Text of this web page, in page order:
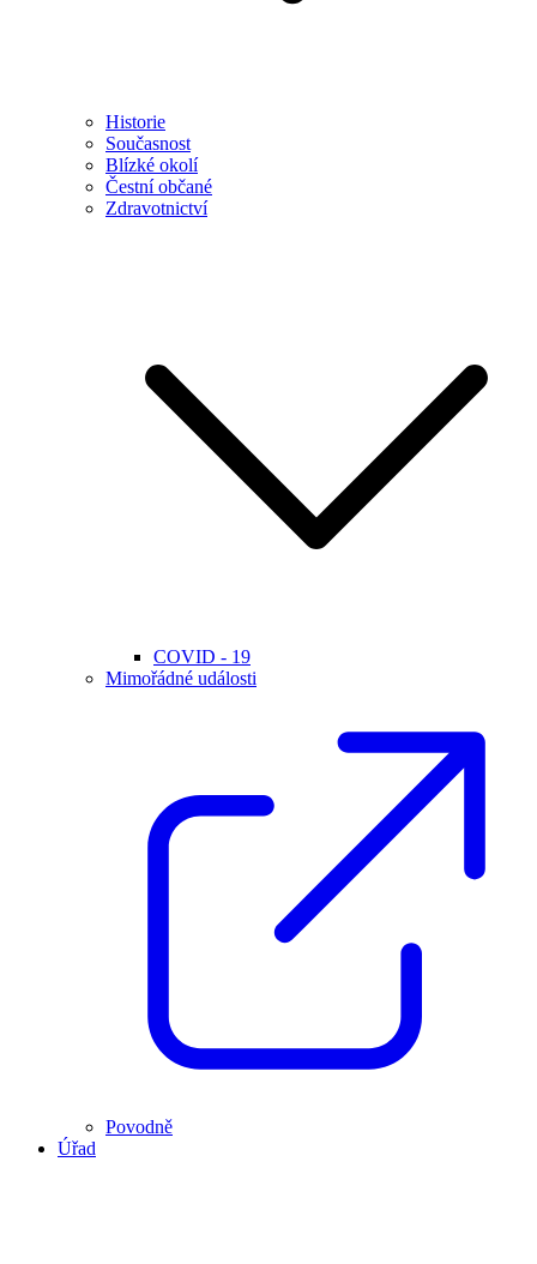
Historie
Současnost
Blízké okolí
Čestní občané
Zdravotnictví
COVID - 19
Mimořádné události
Povodně
Úřad